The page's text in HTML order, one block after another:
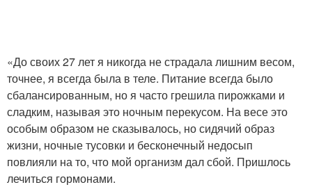
«До своих 27 лет я никогда не страдала лишним весом,
точнее, я всегда была в теле. Питание всегда было
сбалансированным, но я часто грешила пирожками и
сладким, называя это ночным перекусом. На весе это
особым образом не сказывалось, но сидячий образ
жизни, ночные тусовки и бесконечный недосып
повлияли на то, что мой организм дал сбой. Пришлось
лечиться гормонами.